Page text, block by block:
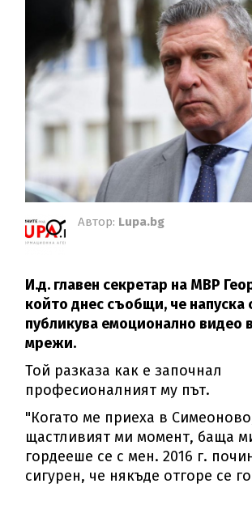
Автор: Lupa.bg
И.д. главен секретар на МВР
който днес съобщи, че напуска
публикува емоционално видео
мрежи.
Той разказа как е започнал
професионалният му път.
"Когато ме приеха в
щастливият ми момент, баща
гордееше се с мен. 2016 г.
сигурен, че някъде отгоре се